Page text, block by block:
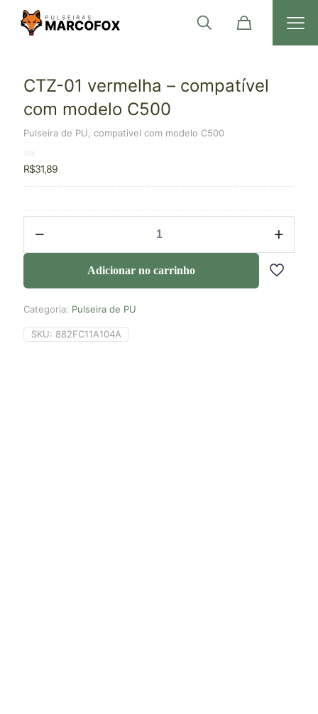
CTZ-01 vermelha – compatível
com modelo C500
Pulseira de PU, compativel com modelo C500
R$31,89
Adicionar no carrinho
Categoria: Pulseira de PU
SKU: 882FC11A104A